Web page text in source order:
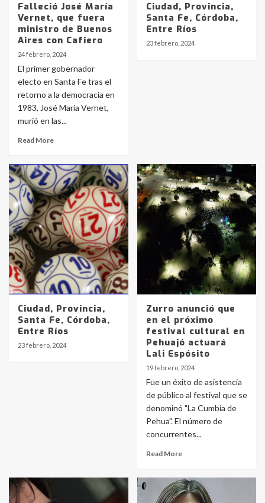
Falleció José María
Vernet, que fuera
ministro de Buenos
Aires con Cafiero
24 febrero, 2024
El primer gobernador
electo en Santa Fe tras el
retorno a la democracia en
1983, José María Vernet,
murió en las...
Read More
Ciudad, Provincia,
Santa Fe, Córdoba,
Entre Ríos
23 febrero, 2024
Ciudad, Provincia,
Santa Fe, Córdoba,
Entre Ríos
23 febrero, 2024
Zurro anunció que
en el próximo
festival cultural en
Pehuajó actuará
Lali Espósito
19 febrero, 2024
Fue un éxito de asistencia
de público al festival que se
denominó "La Cumbia de
Pehua". El número de
concurrentes...
Read More